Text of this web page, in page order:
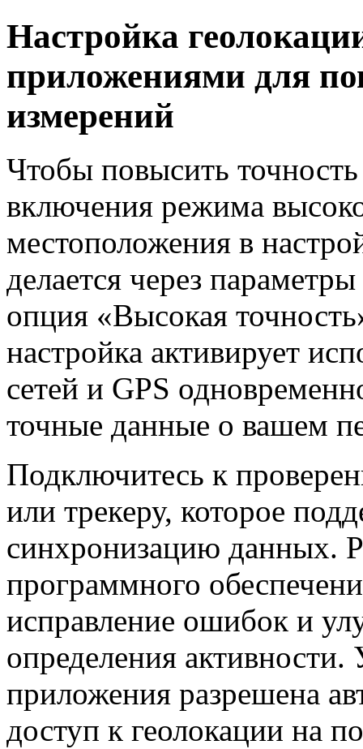
Настройка
приложениями для
измерений
Чтобы повысить
включения режима
местоположения в
делается через
опция «Высокая
настройка активирует
сетей и GPS
точные данные о вашем
Подключитесь к
или трекеру, которое
синхронизацию данных.
программного
исправление ошибок и
определения активности.
приложения разрешена
доступ к геолокации на